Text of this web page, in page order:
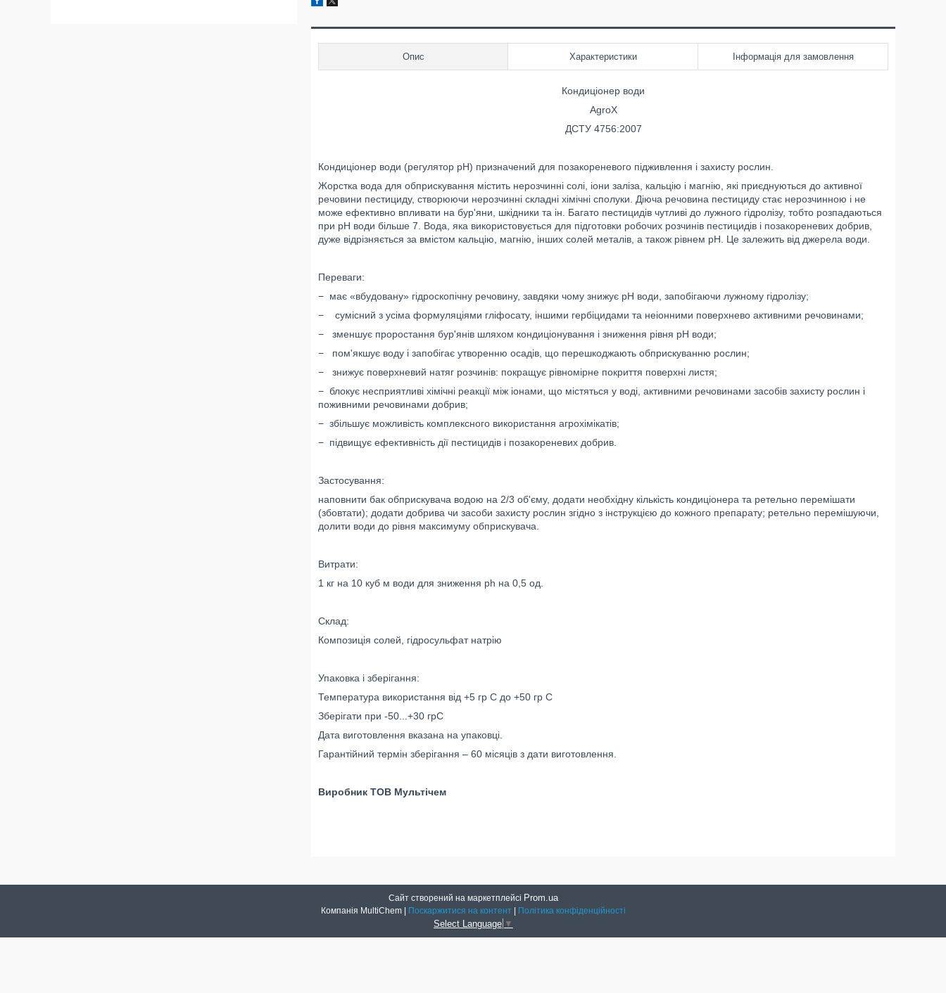
Опис Характеристики Інформація для замовлення
Кондиціонер води
AgroX
ДСТУ 4756:2007
Кондиціонер води (регулятор рН) призначений для позакореневого підживлення і захисту рослин.
Жорстка вода для обприскування містить нерозчинні солі, іони заліза, кальцію і магнію, які приєднуються до активної
речовини пестициду, створюючи нерозчинні складні хімічні сполуки. Діюча речовина пестициду стає нерозчинною і не
може ефективно впливати на бур'яни, шкідники та ін. Багато пестицидів чутливі до лужного гідролізу, тобто розпадаються
при рН води більше 7. Вода, яка використовується для підготовки робочих розчинів пестицидів і позакореневих добрив,
дуже відрізняється за вмістом кальцію, магнію, інших солей металів, а також рівнем рН. Це залежить від джерела води.
Переваги:
− має «вбудовану» гідроскопічну речовину, завдяки чому знижує рН води, запобігаючи лужному гідролізу;
− сумісний з усіма формуляціями гліфосату, іншими гербіцидами та неіонними поверхнево активними речовинами;
− зменшує проростання бур'янів шляхом кондиціонування і зниження рівня pH води;
− пом'якшує воду і запобігає утворенню осадів, що перешкоджають обприскуванню рослин;
− знижує поверхневий натяг розчинів: покращує рівномірне покриття поверхні листя;
− блокує несприятливі хімічні реакції між іонами, що містяться у воді, активними речовинами засобів захисту рослин і
поживними речовинами добрив;
− збільшує можливість комплексного використання агрохімікатів;
− підвищує ефективність дії пестицидів і позакореневих добрив.
Застосування:
наповнити бак обприскувача водою на 2/3 об'єму, додати необхідну кількість кондиціонера та ретельно перемішати
(збовтати); додати добрива чи засоби захисту рослин згідно з інструкцією до кожного препарату; ретельно перемішуючи,
долити води до рівня максимуму обприскувача.
Витрати:
1 кг на 10 куб м води для зниження ph на 0,5 од.
Склад:
Композиція солей, гідросульфат натрію
Упаковка і зберігання:
Температура використання від +5 гр С до +50 гр С
Зберігати при -50...+30 грС
Дата виготовлення вказана на упаковці.
Гарантійний термін зберігання – 60 місяців з дати виготовлення.
Виробник ТОВ Мультічем
Сайт створений на маркетплейсі Prom.ua
Поскаржитися на контент Політика конфіденційності
Select Language ▼